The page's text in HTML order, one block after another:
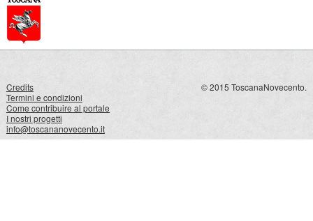
Credits
Termini e condizioni
Come contribuire al portale
I nostri progetti
info@toscananovecento.it
© 2015 ToscanaNovecento.